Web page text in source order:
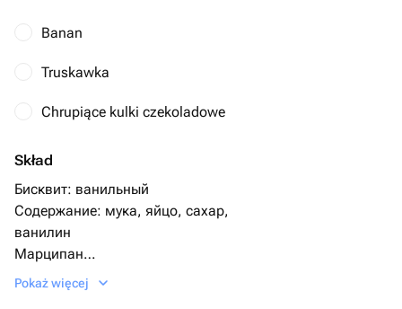
Banan
Truskawka
Chrupiące kulki czekoladowe
Skład
Бисквит: ванильный
Содержание: мука, яйцо, сахар,
ванилин
Марципан
Крем: сгущенное молоко с маслом
Pokaż więcej